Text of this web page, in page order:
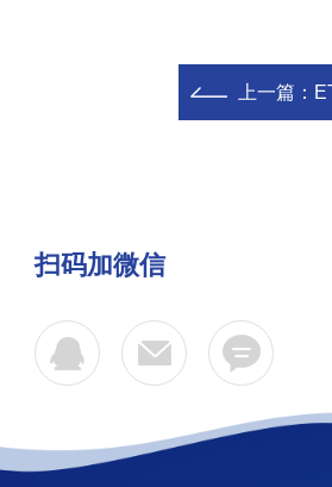
上一篇：
扫码加微信